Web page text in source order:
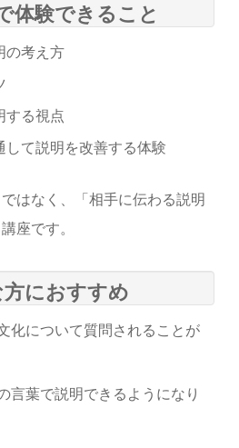
体験できること
の考え方
する視点
して説明を改善する体験
ではなく、「相手に伝わる説明
座です。
におすすめ
化について質問されることが
言葉で説明できるようになり